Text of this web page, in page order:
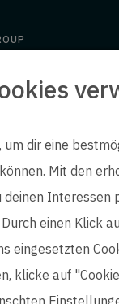
um dir eine
Mit den
Interessen
einen Klick
eingesetzten
klicke auf